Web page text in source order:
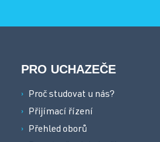
PRO UCHAZEČE
Proč studovat u nás?
Přijímací řízení
Přehled oborů